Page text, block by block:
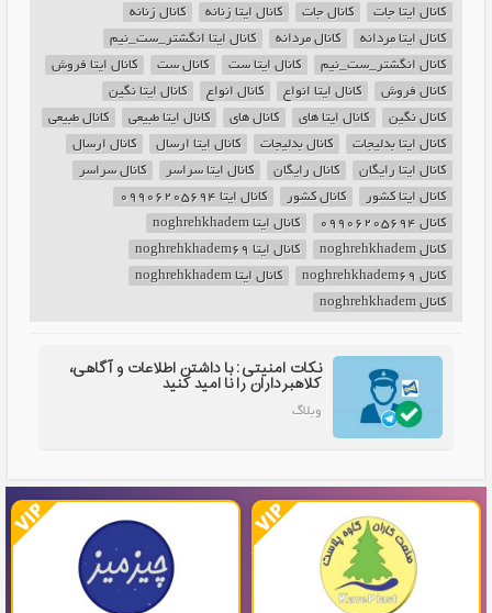
کانال ایتا جات کانال جات کانال ایتا زنانه
کانال زنانه
کانال ایتا مردانه
کانال مردانه
کانال ایتا انگشتر_ست_نیم
کانال انگشتر_ست_نیم
کانال ایتا ست کانال ست
کانال ایتا فروش
کانال فروش
کانال ایتا انواع کانال انواع
کانال ایتا نگین
کانال نگین
کانال ایتا های کانال های کانال ایتا طبیعی
کانال طبیعی
کانال ایتا بدلیجات
کانال بدلیجات کانال ایتا ارسال
کانال ارسال
کانال ایتا رایگان
کانال رایگان کانال ایتا سراسر
کانال سراسر
کانال ایتا کشور
کانال کشور
کانال ایتا 09906205694
کانال 09906205694
کانال ایتا noghrehkhadem
کانال noghrehkhadem
کانال ایتا noghrehkhadem69
کانال noghrehkhadem69
کانال ایتا noghrehkhadem
کانال noghrehkhadem
نکات امنیتی: با داشتن اطلاعات و آگاهی،
کلاهبرداران را نا امید کنید
وبلاگ